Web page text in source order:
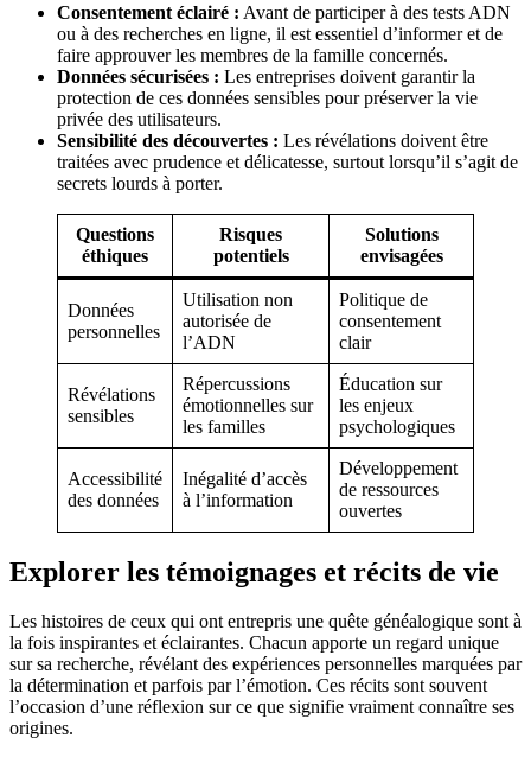
Consentement éclairé : Avant de participer à des tests ADN
ou à des recherches en ligne, il est essentiel d’informer et de
faire approuver les membres de la famille concernés.
Données sécurisées : Les entreprises doivent garantir la
protection de ces données sensibles pour préserver la vie
privée des utilisateurs.
Sensibilité des découvertes : Les révélations doivent être
traitées avec prudence et délicatesse, surtout lorsqu’il s’agit de
secrets lourds à porter.
Questions
éthiques
Risques
potentiels
Solutions
envisagées
Données
personnelles
Utilisation non
autorisée de
l’ADN
Politique de
consentement
clair
Révélations
sensibles
Répercussions
émotionnelles sur
les familles
Éducation sur
les enjeux
psychologiques
Accessibilité
des données
Inégalité d’accès
à l’information
Développement
de ressources
ouvertes
Explorer les témoignages et récits de vie
Les histoires de ceux qui ont entrepris une quête généalogique sont à
la fois inspirantes et éclairantes. Chacun apporte un regard unique
sur sa recherche, révélant des expériences personnelles marquées par
la détermination et parfois par l’émotion. Ces récits sont souvent
l’occasion d’une réflexion sur ce que signifie vraiment connaître ses
origines.